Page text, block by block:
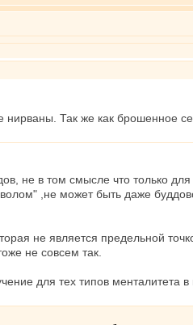
Так же как брошенное
не в том смысле что только
,не может быть даже
не является предельной
не совсем так.
для тех типов менталитета